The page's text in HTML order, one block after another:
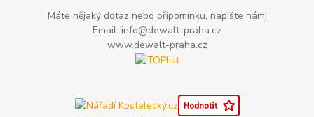
Máte nějaký dotaz nebo připomínku, napište nám!
Email: info@dewalt-praha.cz
www.dewalt-praha.cz